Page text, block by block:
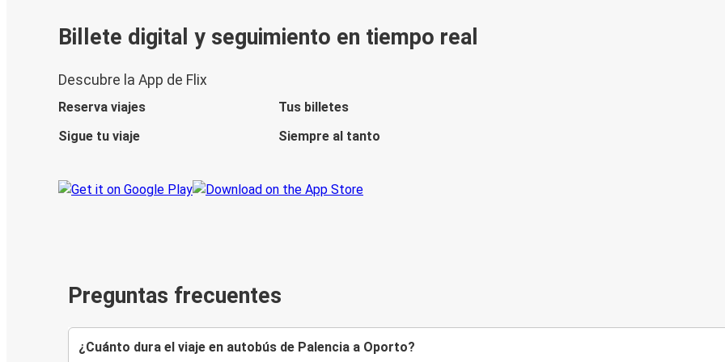
Billete digital y seguimiento en tiempo real
Descubre la App de Flix
Reserva viajes
Tus billetes
Sigue tu viaje
Siempre al tanto
Preguntas frecuentes
¿Cuánto dura el viaje en autobús de Palencia a Oporto?